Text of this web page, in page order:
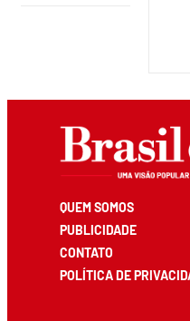
QUEM SOMOS
PUBLICIDADE
CONTATO
POLÍTICA DE